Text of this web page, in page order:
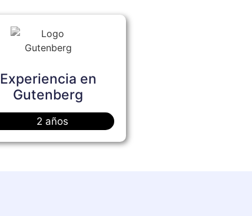
Experiencia en
Gutenberg
2 años